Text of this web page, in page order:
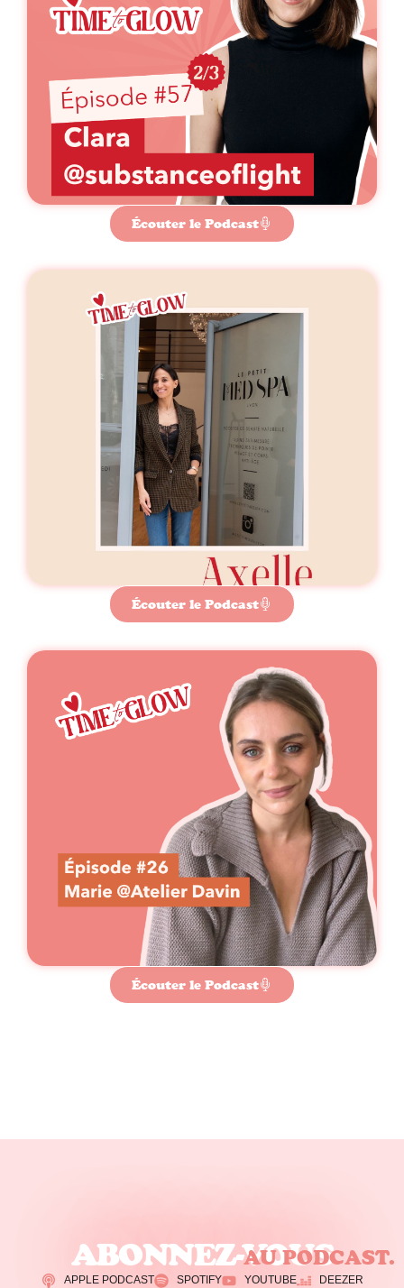
Écouter le Podcast
Écouter le Podcast
Écouter le Podcast
ABONNEZ-VOUS
AU PODCAST.
APPLE PODCAST SPOTIFY YOUTUBE
DEEZER